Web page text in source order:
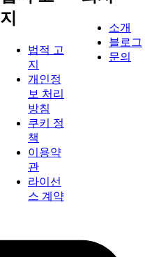
지
법적 고
지
개인정
보 처리
방침
쿠키 정
책
이용약
관
라이선
스 계약
소개
블로그
문의